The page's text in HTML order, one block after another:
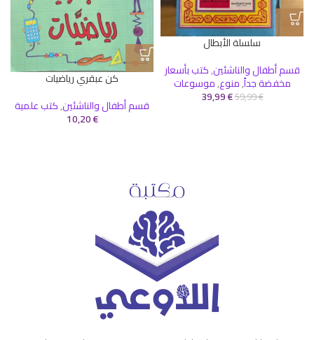
سلسلة الأبطال
قسم أطفال والناشئين,كتب بأسعار
مخفضة جداً,منوع,موسوعات
59,99€
39,99€
كن عبقري رياضيات
قسم أطفال والناشئين,كتب علمية
10,20€